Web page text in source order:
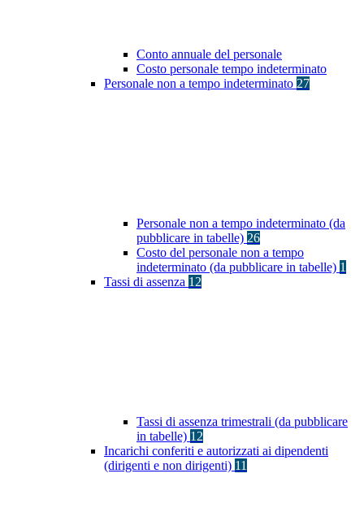
Conto annuale del personale
Costo personale tempo indeterminato
Personale non a tempo indeterminato 27
Personale non a tempo indeterminato (da
pubblicare in tabelle) 26
Costo del personale non a tempo
indeterminato (da pubblicare in tabelle) 1
Tassi di assenza 12
Tassi di assenza trimestrali (da pubblicare
in tabelle) 12
Incarichi conferiti e autorizzati ai dipendenti
(dirigenti e non dirigenti) 11